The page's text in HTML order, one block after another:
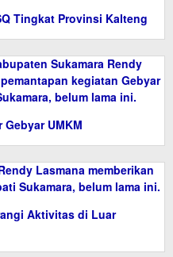
Tingkat Provinsi Kalteng
Gebyar UMKM
Aktivitas di Luar